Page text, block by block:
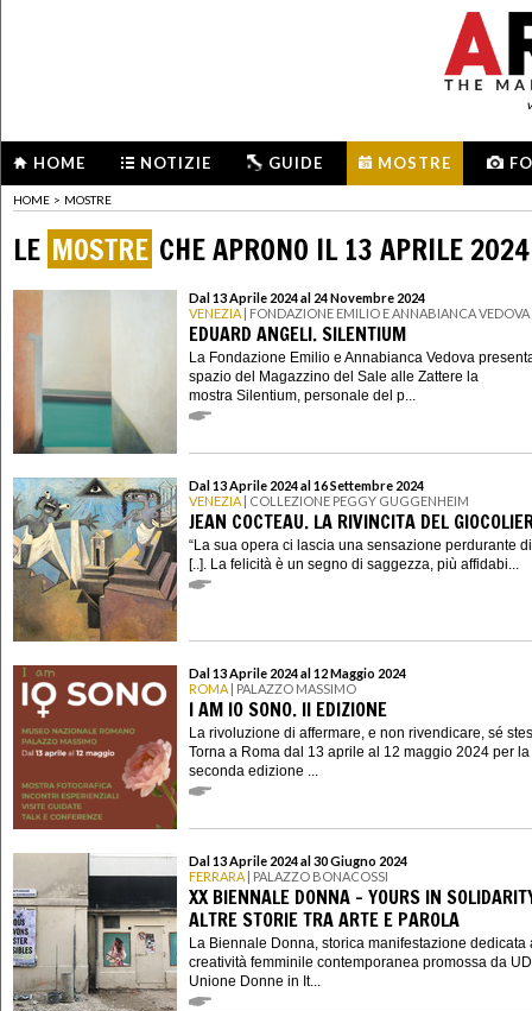
HOME NOTIZIE GUIDE MOSTRE
HOME > MOSTRE
LE MOSTRE CHE APRONO IL 13 APRILE 2024
Dal 13 Aprile 2024 al 24 Novembre 2024
VENEZIA | FONDAZIONE EMILIO E ANNABIANCA VEDOVA
EDUARD ANGELI. SILENTIUM
La Fondazione Emilio e Annabianca Vedova
spazio del Magazzino del Sale alle Zattere la
mostra Silentium, personale del p...
Dal 13 Aprile 2024 al 16 Settembre 2024
VENEZIA | COLLEZIONE PEGGY GUGGENHEIM
JEAN COCTEAU. LA RIVINCITA DEL
“La sua opera ci lascia una sensazione perdurante
[..]. La felicità è un segno di saggezza, più affidabi...
Dal 13 Aprile 2024 al 12 Maggio 2024
ROMA | PALAZZO MASSIMO
I AM IO SONO. II EDIZIONE
La rivoluzione di affermare, e non rivendicare, sé
Torna a Roma dal 13 aprile al 12 maggio 2024 per la
seconda edizione ...
Dal 13 Aprile 2024 al 30 Giugno 2024
FERRARA | PALAZZO BONACOSSI
XX BIENNALE DONNA - YOURS IN
ALTRE STORIE TRA ARTE E PAROLA
La Biennale Donna, storica manifestazione dedicata
creatività femminile contemporanea promossa da
Unione Donne in It...